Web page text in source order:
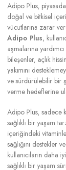
Adipo Plus,
doğal ve bitkisel
vücutlarına zarar
Adipo Plus,
aşmalarına
bileşenler, açlık
yakımını
ve sürdürülebilir bir
verme hedeflerine
Adipo Plus, sadece
sağlıklı bir yaşam
içeriğindeki
sağlığını destekler
kullanıcıların daha
sağlıklı bir yaşam